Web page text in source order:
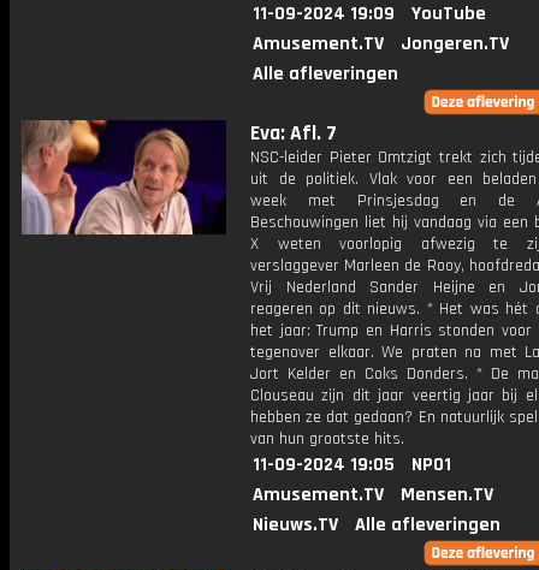
11-09-2024 19:09
YouTube
Amusement.TV
Jongeren.TV
Alle afleveringen
Eva: Afl. 7
NSC-leider Pieter Omtzigt trekt zich
uit de politiek. Vlak voor een
week met Prinsjesdag en de
Beschouwingen liet hij vandaag via een
X weten voorlopig afwezig te
verslaggever Marleen de Rooy,
Vrij Nederland Sander Heijne en
reageren op dit nieuws. * Het was hét
het jaar: Trump en Harris stonden
tegenover elkaar. We praten na met
Jort Kelder en Coks Donders. * De
Clouseau zijn dit jaar veertig jaar bij
hebben ze dat gedaan? En natuurlijk
van hun grootste hits.
11-09-2024 19:05
NPO1
Amusement.TV
Mensen.TV
Nieuws.TV
Alle afleveringen